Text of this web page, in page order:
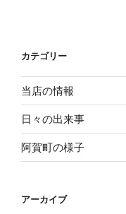
ン
カテゴリー
当店の情報
日々の出来事
阿賀町の様子
アーカイブ